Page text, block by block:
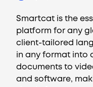
Smartcat is the
platform for any
client-tailored
in any format into
documents to
and software,